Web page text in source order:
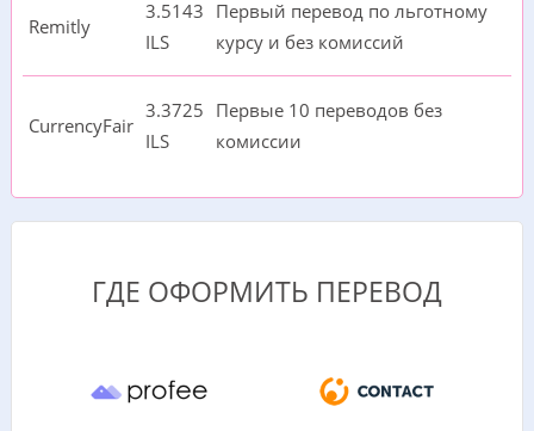
Remitly
3.5143
ILS
Первый перевод по льготному
курсу и без комиссий
CurrencyFair
3.3725
ILS
Первые 10 переводов без
комиссии
ГДЕ ОФОРМИТЬ ПЕРЕВОД